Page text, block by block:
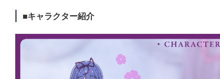
■キャラクター紹介